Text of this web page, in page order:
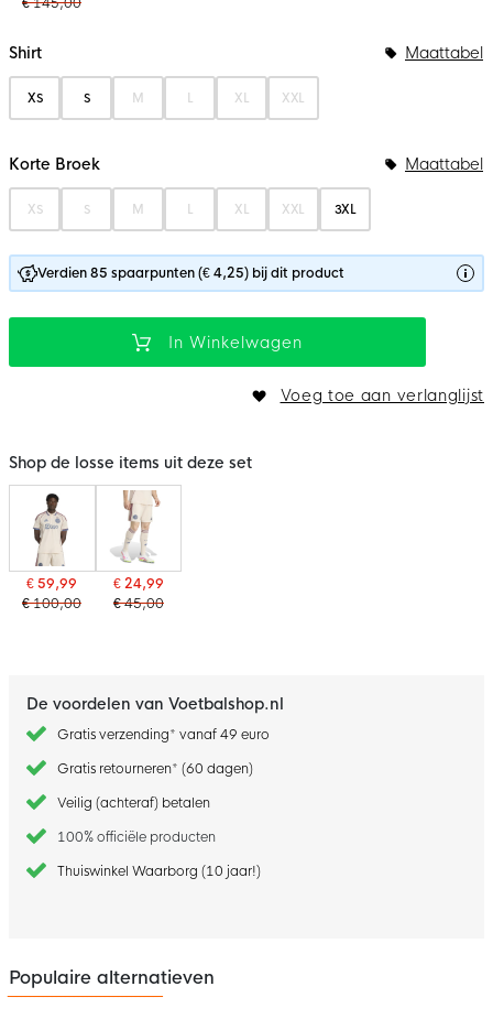
Shirt Maattabel
XS S M L XL XXL
Korte Broek Maattabel
XS S M L XL XXL 3XL
Verdien 85 spaarpunten (€ 4,25) bij dit product
In Winkelwagen
Voeg toe aan verlanglijst
Shop de losse items uit deze set
€ 59,99
€ 100,00
€ 24,99
€ 45,00
De voordelen van Voetbalshop.nl
Gratis verzending* vanaf 49 euro
Gratis retourneren* (60 dagen)
Veilig (achteraf) betalen
100% officiële producten
Thuiswinkel Waarborg (10 jaar!)
Populaire alternatieven